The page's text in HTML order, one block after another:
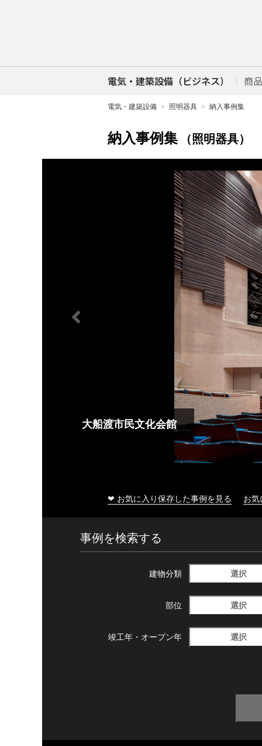
電気・建築設備（ビジネス） 商
電気・建築設備 照明器具 納入事例集
納入事例集 （照明器具）
大船渡市民文化会館
❤ お気に入り保存した事例を見る お
事例を検索する
建物分類 選択
部位 選択
竣工年・ オープン年 選択